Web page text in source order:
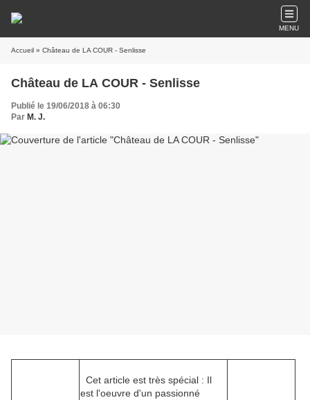
MENU
Accueil » Château de LA COUR - Senlisse
Château de LA COUR - Senlisse
Publié le 19/06/2018 à 06:30
Par M. J.
Cet article est très spécial : Il
est l'oeuvre d'un passionné